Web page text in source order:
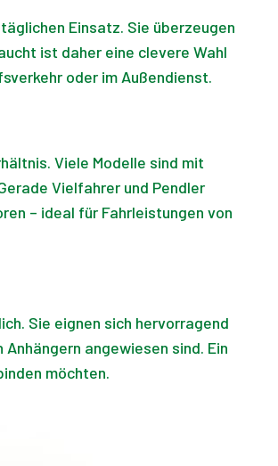
Einsatz. Sie überzeugen
ist daher eine clevere Wahl
oder im Außendienst.
Viele Modelle sind mit
Vielfahrer und Pendler
– ideal für Fahrleistungen von
Sie eignen sich hervorragend
angewiesen sind. Ein
möchten.